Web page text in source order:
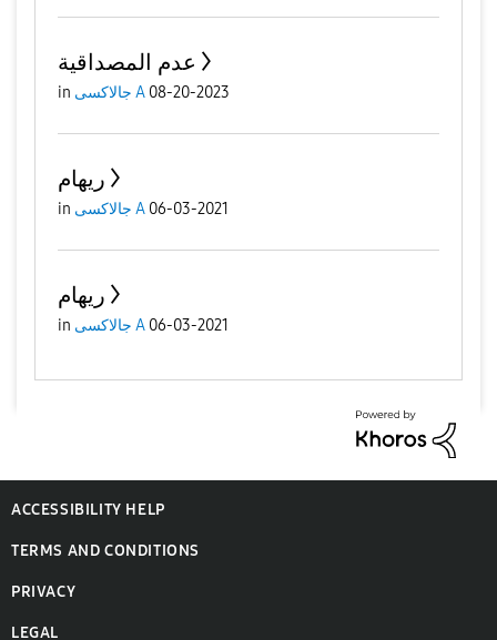
عدم المصداقية
in جالاكسى A 08-20-2023
ريهام
in جالاكسى A 06-03-2021
ريهام
in جالاكسى A 06-03-2021
ACCESSIBILITY HELP
TERMS AND CONDITIONS
PRIVACY
LEGAL